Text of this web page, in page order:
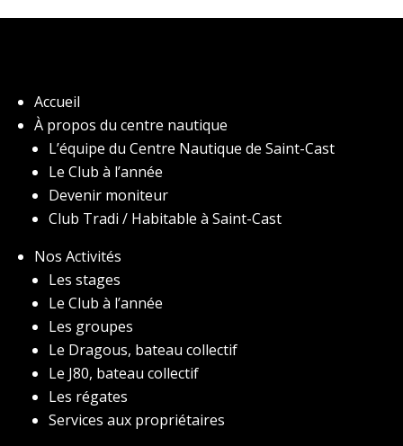
Accueil
À propos du centre nautique
L’équipe du Centre Nautique de Saint-Cast
Le Club à l’année
Devenir moniteur
Club Tradi / Habitable à Saint-Cast
Nos Activités
Les stages
Le Club à l’année
Les groupes
Le Dragous, bateau collectif
Le J80, bateau collectif
Les régates
Services aux propriétaires